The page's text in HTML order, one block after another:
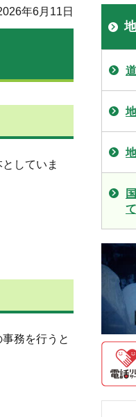
年6月11日
していま
務を行うと
て